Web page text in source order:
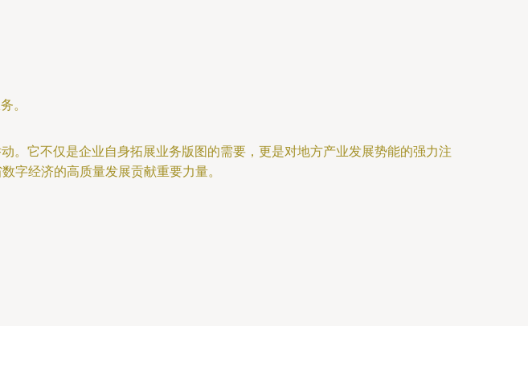
。
。它不仅是企业自身拓展业务版图的需要，更是对地方产业发展势能的强力注
字经济的高质量发展贡献重要力量。